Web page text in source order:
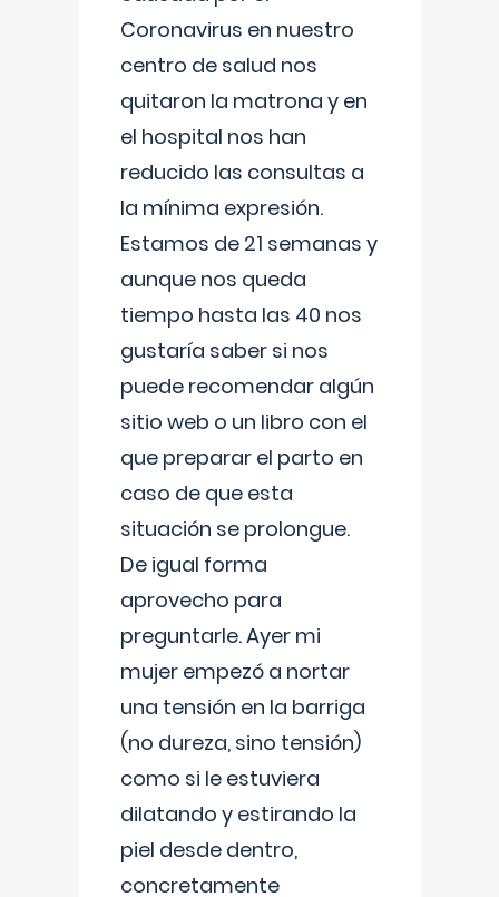
Coronavirus en nuestro
centro de salud nos
quitaron la matrona y en
el hospital nos han
reducido las consultas a
la mínima expresión.
Estamos de 21 semanas y
aunque nos queda
tiempo hasta las 40 nos
gustaría saber si nos
puede recomendar algún
sitio web o un libro con el
que preparar el parto en
caso de que esta
situación se prolongue.
De igual forma
aprovecho para
preguntarle. Ayer mi
mujer empezó a nortar
una tensión en la barriga
(no dureza, sino tensión)
como si le estuviera
dilatando y estirando la
piel desde dentro,
concretamente